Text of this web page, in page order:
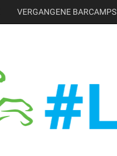
VERGANGENE BARCAMPS